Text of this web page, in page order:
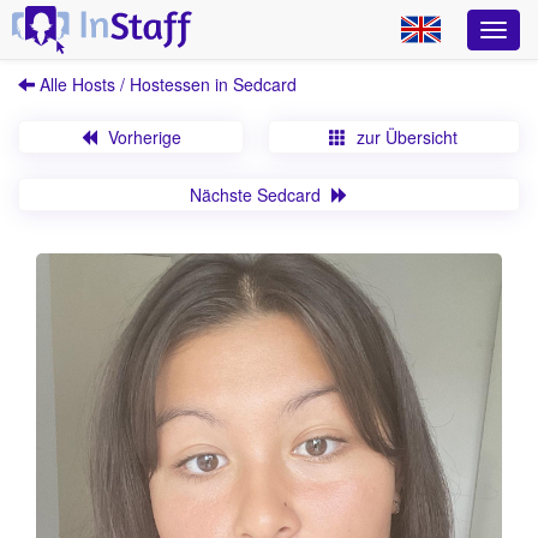
Alle Hosts / Hostessen in Sedcard
Vorherige zur Übersicht
Nächste Sedcard